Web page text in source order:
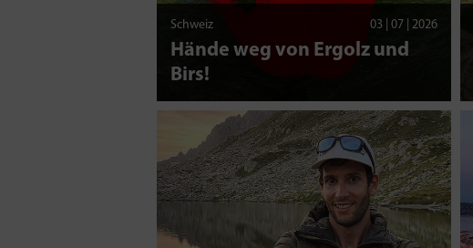
Schweiz 03 | 07 | 2026
Hände weg von Ergolz und
Birs!